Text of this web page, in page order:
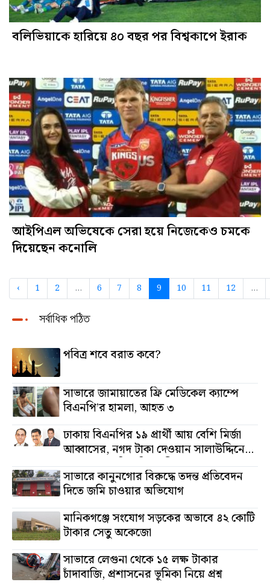
বলিভিয়াকে হারিয়ে ৪০ বছর পর বিশ্বকাপে ইরাক
আইপিএল অভিষেকে সেরা হয়ে নিজেকেও চমকে
দিয়েছেন কনোলি
‹ 1 2 ... 6 7 8 9 10 11 12 ...
সর্বাধিক পঠিত
পবিত্র শবে বরাত কবে?
সাভারে জামায়াতের ফ্রি মেডিকেল ক্যাম্পে
বিএনপি’র হামলা, আহত ৩
ঢাকায় বিএনপির ১৯ প্রার্থী আয় বেশি মির্জা
আব্বাসের, নগদ টাকা দেওয়ান সালাউদ্দিনের,
অস্থাবর সম্পত্তি তমিজউদ্দিনের
সাভারে কানুনগোর বিরুদ্ধে তদন্ত প্রতিবেদন
দিতে জমি চাওয়ার অভিযোগ
মানিকগঞ্জে সংযোগ সড়কের অভাবে ৪২ কোটি
টাকার সেতু অকেজো
সাভারে লেগুনা থেকে ১৫ লক্ষ টাকার
চাঁদাবাজি, প্রশাসনের ভূমিকা নিয়ে প্রশ্ন